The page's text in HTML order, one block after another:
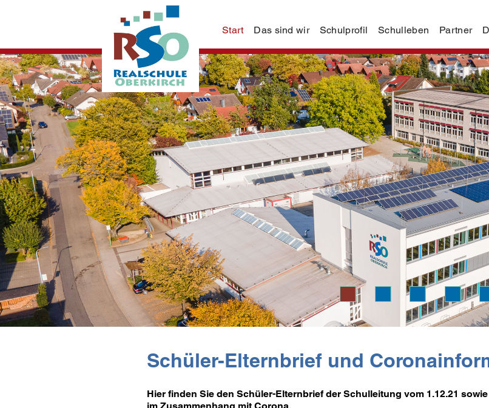
Start Das sind wir Schulprofil Schulleben Partner
Schüler-Elternbrief und
Hier finden Sie den Schüler-Elternbrief der Schulleitung vom 1.12.21